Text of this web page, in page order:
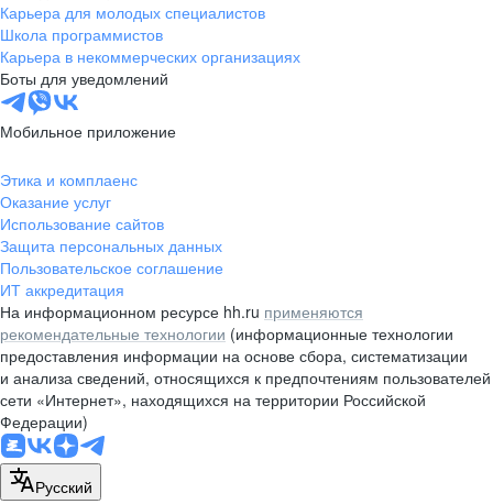
pr@nsk.hh.ru
Минск
пр-т Дзержинского, д. 57,
10 этаж, помещение 45-1
pr@rabota.by
Алматы
пр. Абая, д. 151, БЦ Алатау,
12 этаж, офис 1209
+7 727 232-13-13
pr@headhunter.com.kz
Карьера для молодых специалистов
Школа программистов
Карьера в некоммерческих организациях
Боты для уведомлений
Мобильное приложение
Этика и комплаенс
Оказание услуг
Использование сайтов
Защита персональных данных
Пользовательское соглашение
ИТ аккредитация
На информационном ресурсе hh.ru применяются
рекомендательные технологии (информационные технологии
предоставления информации на основе сбора, систематизации
и анализа сведений, относящихся к предпочтениям пользователей
сети «Интернет», находящихся на территории Российской
Федерации)
Русский